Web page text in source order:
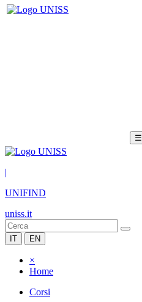
☰
|
UNIFIND
uniss.it
IT EN
×
Home
Corsi